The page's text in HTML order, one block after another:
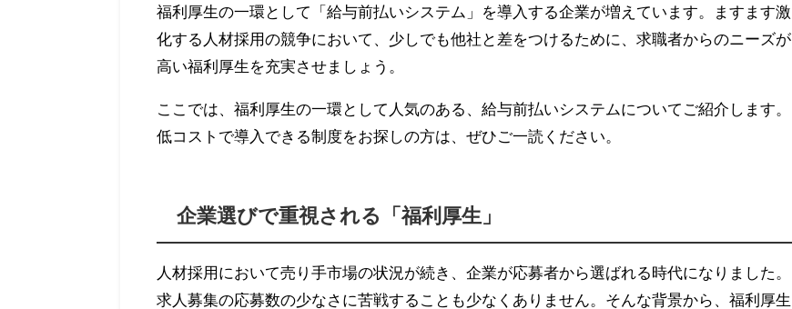
福利厚生の一環として「給与前払いシステム」を導入する企業が増えています。ますます激
化する人材採用の競争において、少しでも他社と差をつけるために、求職者からのニーズが
高い福利厚生を充実させましょう。
ここでは、福利厚生の一環として人気のある、給与前払いシステムについてご紹介します。
低コストで導入できる制度をお探しの方は、ぜひご一読ください。
企業選びで重視される「福利厚生」
人材採用において売り手市場の状況が続き、企業が応募者から選ばれる時代になりました。
求人募集の応募数の少なさに苦戦することも少なくありません。そんな背景から、福利厚生